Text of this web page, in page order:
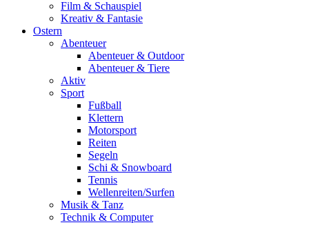
Film & Schauspiel
Kreativ & Fantasie
Ostern
Abenteuer
Abenteuer & Outdoor
Abenteuer & Tiere
Aktiv
Sport
Fußball
Klettern
Motorsport
Reiten
Segeln
Schi & Snowboard
Tennis
Wellenreiten/Surfen
Musik & Tanz
Technik & Computer